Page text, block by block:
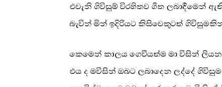
එවැනි ගිවිසුම් විරහිතව ගීත ලබාදීමෙන්
බැවින් මින් ඉදිරියට කිසිවෙකුටත්
කෙමෙන් කාලය ගෙවීයත්ම මා විසින් ලියන
එය ද මවිසින් ඔබට ලබාදෙන ලද්දේ